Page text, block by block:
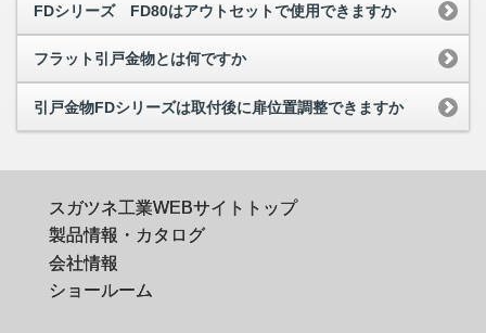
FDシリーズ FD80はアウトセットで使用できますか
フラット引戸金物とは何ですか
引戸金物FDシリーズは取付後に扉位置調整できますか
スガツネ工業WEBサイトトップ
製品情報・カタログ
会社情報
ショールーム